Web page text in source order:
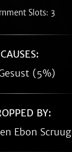
Slots: 3
CAUSES:
(5%)
BY:
Ebon Scruug